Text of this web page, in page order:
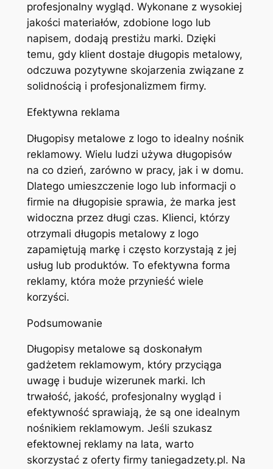
profesjonalny wygląd. Wykonane z wysokiej
jakości materiałów, zdobione logo lub
napisem, dodają prestiżu marki. Dzięki
temu, gdy klient dostaje długopis metalowy,
odczuwa pozytywne skojarzenia związane z
solidnością i profesjonalizmem firmy.
Efektywna reklama
Długopisy metalowe z logo to idealny nośnik
reklamowy. Wielu ludzi używa długopisów
na co dzień, zarówno w pracy, jak i w domu.
Dlatego umieszczenie logo lub informacji o
firmie na długopisie sprawia, że marka jest
widoczna przez długi czas. Klienci, którzy
otrzymali długopis metalowy z logo
zapamiętują markę i często korzystają z jej
usług lub produktów. To efektywna forma
reklamy, która może przynieść wiele
korzyści.
Podsumowanie
Długopisy metalowe są doskonałym
gadżetem reklamowym, który przyciąga
uwagę i buduje wizerunek marki. Ich
trwałość, jakość, profesjonalny wygląd i
efektywność sprawiają, że są one idealnym
nośnikiem reklamowym. Jeśli szukasz
efektownej reklamy na lata, warto
skorzystać z oferty firmy taniegadzety.pl. Na